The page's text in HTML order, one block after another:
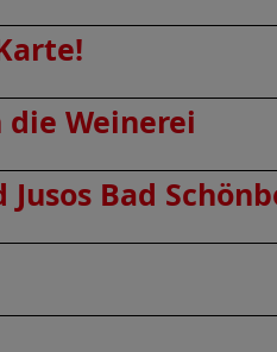
die Weinerei
Bad